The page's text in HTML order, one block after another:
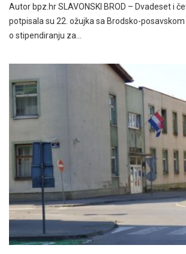
Autor bpz.hr SLAVONSKI BROD – Dvadeset i
potpisala su 22. ožujka sa Brodsko-
o stipendiranju za…